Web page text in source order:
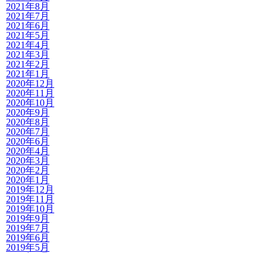
2021年8月
2021年7月
2021年6月
2021年5月
2021年4月
2021年3月
2021年2月
2021年1月
2020年12月
2020年11月
2020年10月
2020年9月
2020年8月
2020年7月
2020年6月
2020年4月
2020年3月
2020年2月
2020年1月
2019年12月
2019年11月
2019年10月
2019年9月
2019年7月
2019年6月
2019年5月